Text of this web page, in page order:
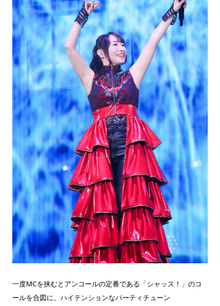
一度MCを挟むとアンコールの定番である「シャッス！」のコ
ールを合図に、ハイテンションなパーティチューン